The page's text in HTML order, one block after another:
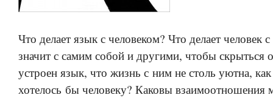
Что делает язык с человеком? Что делает человек
значит с самим собой и другими, чтобы скрыться
устроен язык, что жизнь с ним не столь уютна,
хотелось бы человеку? Каковы